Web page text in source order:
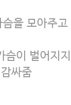
을 모아주
슴이 벌어지
싸줌